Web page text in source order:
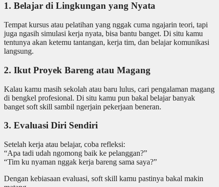
1. Belajar di Lingkungan yang Nyata
Tempat kursus atau pelatihan yang nggak cuma ngajarin teori, tapi
juga ngasih simulasi kerja nyata, bisa bantu banget. Di situ kamu
tentunya akan ketemu tantangan, kerja tim, dan belajar komunikasi
langsung.
2. Ikut Proyek Bareng atau Magang
Kalau kamu masih sekolah atau baru lulus, cari pengalaman magang
di bengkel profesional. Di situ kamu pun bakal belajar banyak
banget soft skill sambil ngerjain pekerjaan beneran.
3. Evaluasi Diri Sendiri
Setelah kerja atau belajar, coba refleksi:
“Apa tadi udah ngomong baik ke pelanggan?”
“Tim ku nyaman nggak kerja bareng sama saya?”
Dengan kebiasaan evaluasi, soft skill kamu pastinya bakal makin